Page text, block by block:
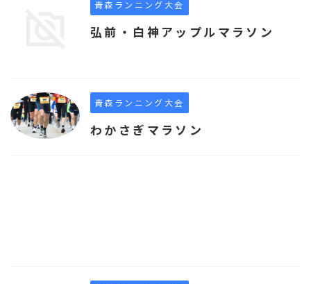
青森ランニング大会
弘前・白神アップルマラソン
青森ランニング大会
わかさぎマラソン